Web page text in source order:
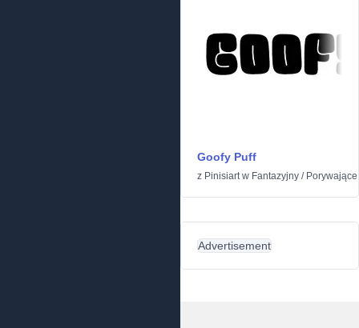
Goofy Puff
z Pinisiartw Fantazyjny / Porywające
Advertisement